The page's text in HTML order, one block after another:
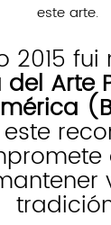
este arte.
2015
del Arte
este